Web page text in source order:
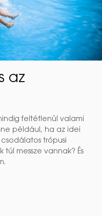
az
feltétlenül valami
például, ha az idei
trópusi
messze vannak? És